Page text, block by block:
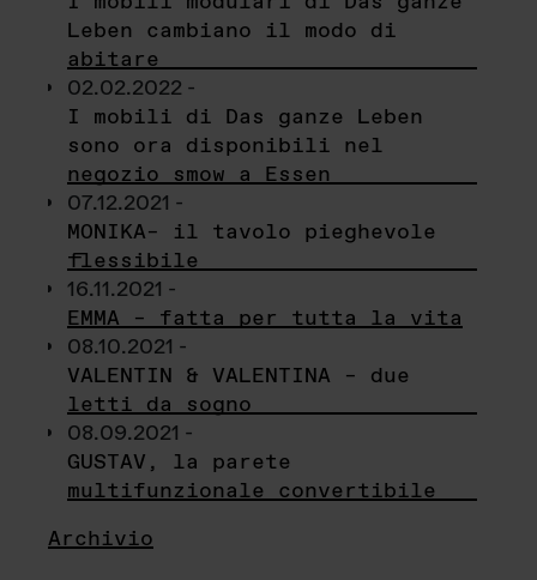
Leben cambiano il modo di
abitare
02.02.2022 -
I mobili di Das ganze Leben
sono ora disponibili nel
negozio smow a Essen
07.12.2021 -
MONIKA– il tavolo pieghevole
flessibile
16.11.2021 -
EMMA – fatta per tutta la vita
08.10.2021 -
VALENTIN & VALENTINA – due
letti da sogno
08.09.2021 -
GUSTAV, la parete
multifunzionale convertibile
Archivio